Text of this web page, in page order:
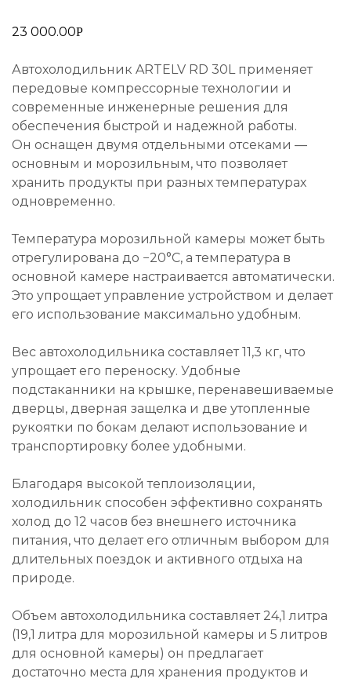
23 000.00Р
Автохолодильник ARTELV RD 30L применяет
передовые компрессорные технологии и
современные инженерные решения для
обеспечения быстрой и надежной работы.
Он оснащен двумя отдельными отсеками —
основным и морозильным, что позволяет
хранить продукты при разных температурах
одновременно.
Температура морозильной камеры может быть
отрегулирована до −20°C, а температура в
основной камере настраивается автоматически.
Это упрощает управление устройством и делает
его использование максимально удобным.
Вес автохолодильника составляет 11,3 кг, что
упрощает его переноску. Удобные
подстаканники на крышке, перенавешиваемые
дверцы, дверная защелка и две утопленные
рукоятки по бокам делают использование и
транспортировку более удобными.
Благодаря высокой теплоизоляции,
холодильник способен эффективно сохранять
холод до 12 часов без внешнего источника
питания, что делает его отличным выбором для
длительных поездок и активного отдыха на
природе.
Объем автохолодильника составляет 24,1 литра
(19,1 литра для морозильной камеры и 5 литров
для основной камеры) он предлагает
достаточно места для хранения продуктов и